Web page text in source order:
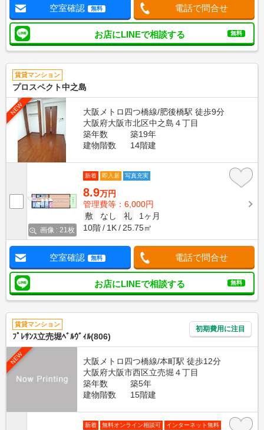
空室確認 無料 電話で問合せ
お店にLINEで相談する 無料
賃貸マンション
プロスペクト中之島
NEW
大阪メトロ四つ橋線/肥後橋駅 徒歩9分
大阪府大阪市北区中之島４丁目
築年数
築19年
建物階数
14階建
画像 : 21枚
新着 即入居 写真充実
8.9万円
管理費等：6,000円
敷
なし 礼
1ヶ月
10階
1K 25.75㎡
空室確認 無料 電話で問合せ
お店にLINEで相談する 無料
賃貸マンション
ﾌﾟﾚｻﾝｽ立売堀ﾍﾞﾙｳﾞｨﾙ(806)
初期費用に注目
NEW
大阪メトロ四つ橋線/本町駅 徒歩12分
大阪府大阪市西区立売堀４丁目
築年数
築5年
建物階数
15階建
新着 無料オンライン相談可 インターネット無料